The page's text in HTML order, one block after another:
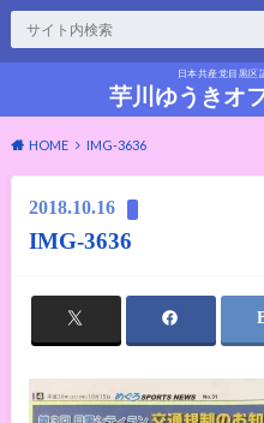
日本共産党目黒区
芋川ゆうきオ
HOME IMG-3636
2018.10.16
IMG-3636